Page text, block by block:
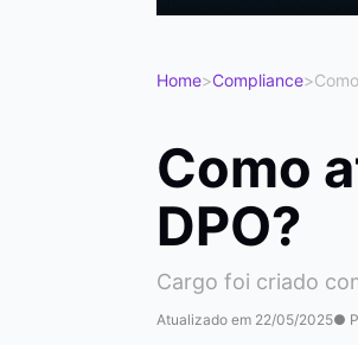
Home>Compliance>
Como
DPO?
Cargo foi criado
Atualizado em 22/05/2025●